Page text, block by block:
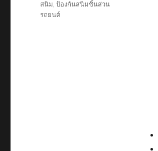
สนิม,ป้องกันสนิมชิ้นส่วน
รถยนต์